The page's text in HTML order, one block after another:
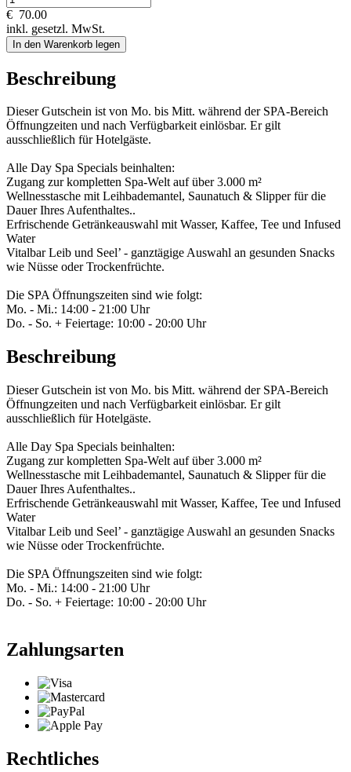
€ 70.00
inkl. gesetzl. MwSt.
In den Warenkorb legen
Beschreibung
Dieser Gutschein ist von Mo. bis Mitt. während der SPA-Bereich
Öffnungzeiten und nach Verfügbarkeit einlösbar. Er gilt
ausschließlich für Hotelgäste.
Alle Day Spa Specials beinhalten:
Zugang zur kompletten Spa-Welt auf über 3.000 m²
Wellnesstasche mit Leihbademantel, Saunatuch & Slipper für die
Dauer Ihres Aufenthaltes..
Erfrischende Getränkeauswahl mit Wasser, Kaffee, Tee und Infused
Water
Vitalbar Leib und Seel’ - ganztägige Auswahl an gesunden Snacks
wie Nüsse oder Trockenfrüchte.
Die SPA Öffnungszeiten sind wie folgt:
Mo. - Mi.: 14:00 - 21:00 Uhr
Do. - So. + Feiertage: 10:00 - 20:00 Uhr
Beschreibung
Dieser Gutschein ist von Mo. bis Mitt. während der SPA-Bereich
Öffnungzeiten und nach Verfügbarkeit einlösbar. Er gilt
ausschließlich für Hotelgäste.
Alle Day Spa Specials beinhalten:
Zugang zur kompletten Spa-Welt auf über 3.000 m²
Wellnesstasche mit Leihbademantel, Saunatuch & Slipper für die
Dauer Ihres Aufenthaltes..
Erfrischende Getränkeauswahl mit Wasser, Kaffee, Tee und Infused
Water
Vitalbar Leib und Seel’ - ganztägige Auswahl an gesunden Snacks
wie Nüsse oder Trockenfrüchte.
Die SPA Öffnungszeiten sind wie folgt:
Mo. - Mi.: 14:00 - 21:00 Uhr
Do. - So. + Feiertage: 10:00 - 20:00 Uhr
Zahlungsarten
Rechtliches